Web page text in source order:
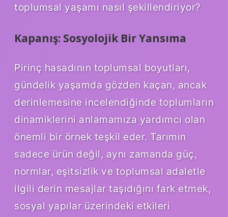
toplumsal yaşamı nasıl şekillendiriyor?
Kapanış: Sosyolojik Bir Yansıma
Pirinç hasadının toplumsal boyutları,
gündelik yaşamda gözden kaçan, ancak
derinlemesine incelendiğinde toplumların
dinamiklerini anlamamıza yardımcı olan
önemli bir örnek teşkil eder. Tarımın
sadece ürün değil, aynı zamanda güç,
normlar, eşitsizlik ve toplumsal adaletle
ilgili derin mesajlar taşıdığını fark etmek,
sosyal yapılar üzerindeki etkileri